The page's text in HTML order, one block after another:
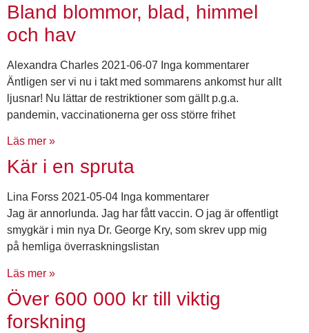
Bland blommor, blad, himmel
och hav
Alexandra Charles 2021-06-07 Inga kommentarer
Äntligen ser vi nu i takt med sommarens ankomst hur allt
ljusnar! Nu lättar de restriktioner som gällt p.g.a.
pandemin, vaccinationerna ger oss större frihet
Läs mer »
Kär i en spruta
Lina Forss 2021-05-04 Inga kommentarer
Jag är annorlunda. Jag har fått vaccin. O jag är offentligt
smygkär i min nya Dr. George Kry, som skrev upp mig
på hemliga överraskningslistan
Läs mer »
Över 600 000 kr till viktig
forskning